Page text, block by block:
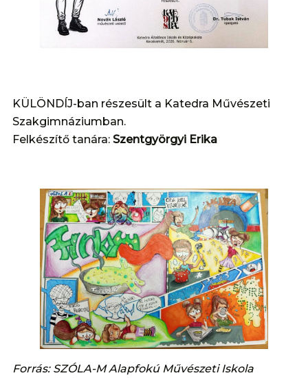
KÜLÖNDÍJ-ban részesült a Katedra Művészeti
Szakgimnáziumban.
Felkészítő tanára: Szentgyörgyi Erika
Forrás: SZÓLA-M Alapfokú Művészeti Iskola